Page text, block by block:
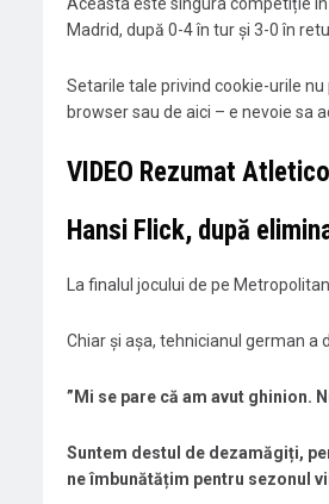
Madrid, după 0-4 în tur și 3-0 în
Setarile tale privind cookie-urile
browser sau de aici – e nevoie sa
VIDEO Rezumat
Hansi Flick, după
La finalul jocului de pe
Chiar și așa, tehnicianul german a
”Mi se pare că am avut ghinion.
Suntem destul de dezamăgiți,
ne îmbunătățim pentru sezonul